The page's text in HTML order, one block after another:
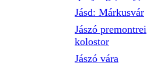
Jásd: Márkusvár
Jászó premontrei
kolostor
Jászó vára